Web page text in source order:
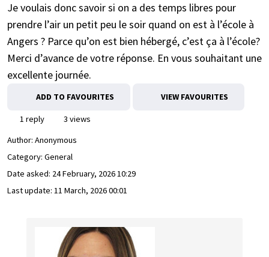
Je voulais donc savoir si on a des temps libres pour
prendre l’air un petit peu le soir quand on est à l’école à
Angers ? Parce qu’on est bien hébergé, c’est ça à l’école?
Merci d’avance de votre réponse. En vous souhaitant une
excellente journée.
ADD TO FAVOURITES VIEW FAVOURITES
1 reply
3 views
Author: Anonymous
Category: General
Date asked: 24 February, 2026 10:29
Last update: 11 March, 2026 00:01